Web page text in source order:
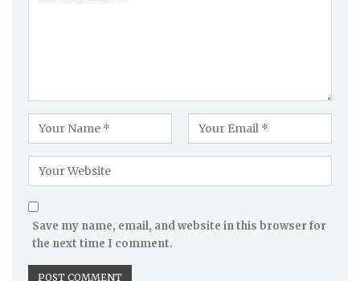
Save my name, email, and website in this browser for
the next time I comment.